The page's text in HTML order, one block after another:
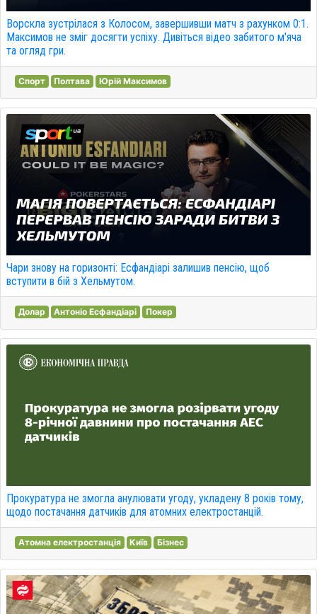
Ворскла зустрілася з Колосом, завершивши матч з рахунком 0:1.
Максимов не зміг досягти успіху. Дивіться відео забитого м'яча
та огляд гри.
Спорт Полтава Юрій Максимов
Чари знову на горизонті: Есфандіарі залишив пенсію, щоб
вступити в бій з Хельмутом.
Долар Антоніо Есфандіарі Покер
Прокуратура не змогла анулювати угоду, укладену 8 років тому,
щодо постачання датчиків для атомних електростанцій.
Атомна електростанція Київ Бізнес